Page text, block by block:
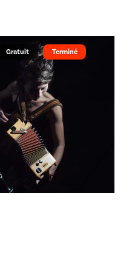
Gratuit Terminé